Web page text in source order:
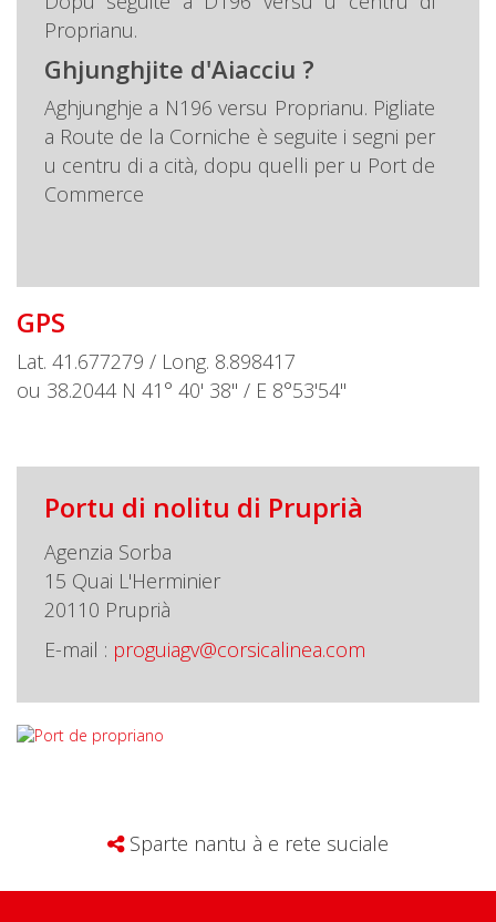
Proprianu.
Ghjunghjite d'Aiacciu ?
Aghjunghje a N196 versu Proprianu. Pigliate
a Route de la Corniche è seguite i segni per
u centru di a cità, dopu quelli per u Port de
Commerce
GPS
Lat. 41.677279 / Long. 8.898417
ou 38.2044 N 41° 40' 38'' / E 8°53'54''
Portu di nolitu di Pruprià
Agenzia Sorba
15 Quai L'Herminier
20110 Pruprià
E-mail : proguiagv@corsicalinea.com
Sparte nantu à e rete suciale